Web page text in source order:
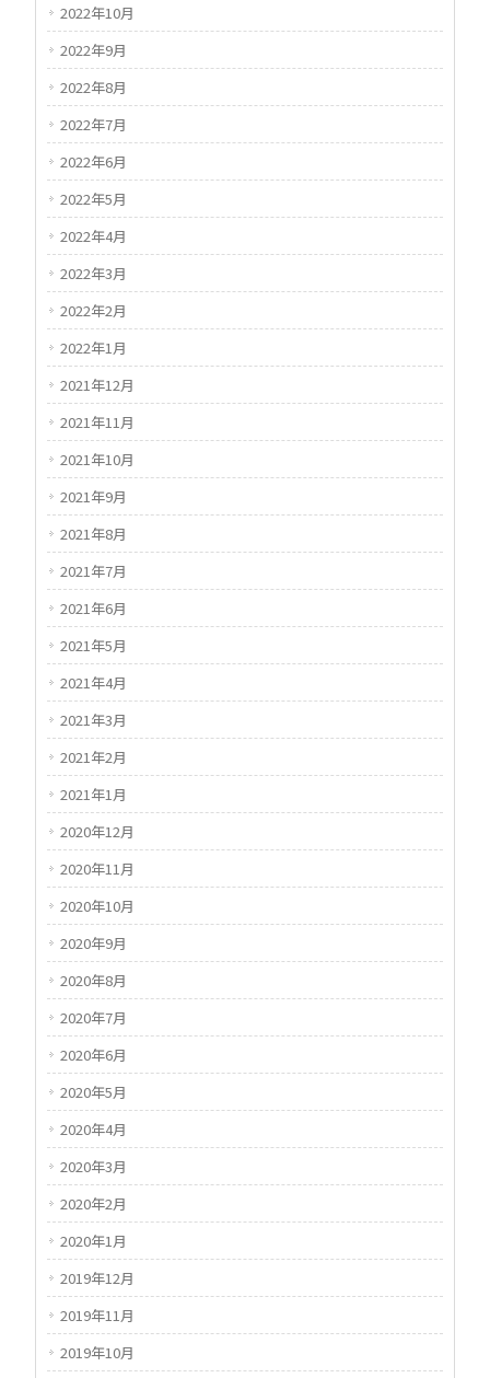
2022年10月
2022年9月
2022年8月
2022年7月
2022年6月
2022年5月
2022年4月
2022年3月
2022年2月
2022年1月
2021年12月
2021年11月
2021年10月
2021年9月
2021年8月
2021年7月
2021年6月
2021年5月
2021年4月
2021年3月
2021年2月
2021年1月
2020年12月
2020年11月
2020年10月
2020年9月
2020年8月
2020年7月
2020年6月
2020年5月
2020年4月
2020年3月
2020年2月
2020年1月
2019年12月
2019年11月
2019年10月